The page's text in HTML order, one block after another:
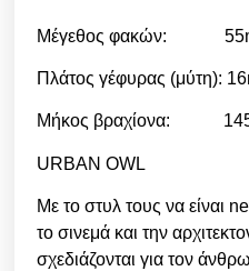
Μέγεθος φακών:
Πλάτος γέφυρας (μύτη):
Μήκος βραχίονα:
URBAN OWL
Με το στυλ τους να είναι
το σινεμά και την
σχεδιάζονται για τον